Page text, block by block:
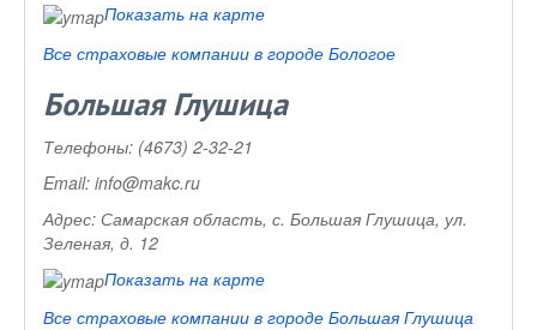
Показать на карте
Все страховые компании в городе Бологое
Большая Глушица
Телефоны: (4673) 2-32-21
Email: info@makc.ru
Адрес: Самарская область, с. Большая Глушица, ул.
Зеленая, д. 12
Показать на карте
Все страховые компании в городе Большая Глушица